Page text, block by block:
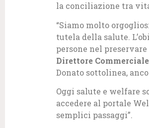
la conciliazione tra
“Siamo molto
tutela della salute.
persone nel
Direttore
Donato sottolinea,
Oggi salute e welfare
accedere al portale
semplici passaggi”.